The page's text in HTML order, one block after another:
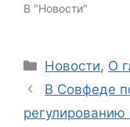
В "Новости"
Categories
Новости, О
В Совфеде
регулированию